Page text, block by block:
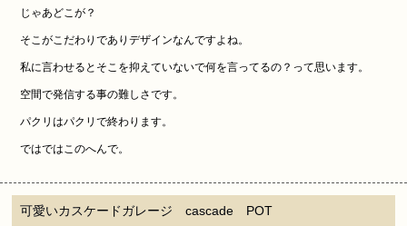
じゃあどこが？
そこがこだわりでありデザインなんですよね。
私に言わせるとそこを抑えていないで何を言ってるの？って思います。
空間で発信する事の難しさです。
パクリはパクリで終わります。
ではではこのへんで。
可愛いカスケードガレージ cascade POT